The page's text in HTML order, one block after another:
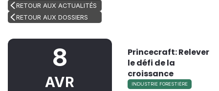
RETOUR AUX ACTUALITÉS
RETOUR AUX DOSSIERS
8
AVR
Princecraft: Relever
le défi de la
croissance
INDUSTRIE FORESTIÈRE